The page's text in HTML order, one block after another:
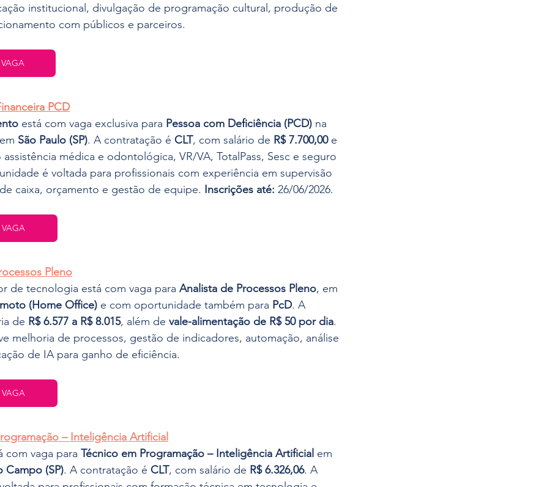
institucional, divulgação de programação cultural, produção de
com públicos e parceiros.
PCD
está com vaga exclusiva para Pessoa com Deficiência (PCD) na
São Paulo (SP). A contratação é CLT, com salário de R$ 7.700,00 e
médica e odontológica, VR/VA, TotalPass, Sesc e seguro
é voltada para profissionais com experiência em supervisão
caixa, orçamento e gestão de equipe. Inscrições até: 26/06/2026.
Pleno
de tecnologia está com vaga para Analista de Processos Pleno, em
(Home Office) e com oportunidade também para PcD. A
de R$ 6.577 a R$ 8.015, além de vale-alimentação de R$ 50 por dia.
melhoria de processos, gestão de indicadores, automação, análise
de IA para ganho de eficiência.
– Inteligência Artificial
com vaga para Técnico em Programação – Inteligência Artificial em
Campo (SP). A contratação é CLT, com salário de R$ 6.326,06. A